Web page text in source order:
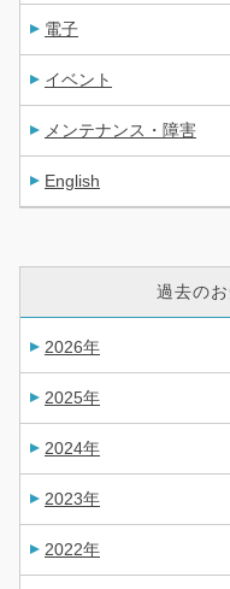
電子
イベント
メンテナンス・障害
English
過去の
2026年
2025年
2024年
2023年
2022年